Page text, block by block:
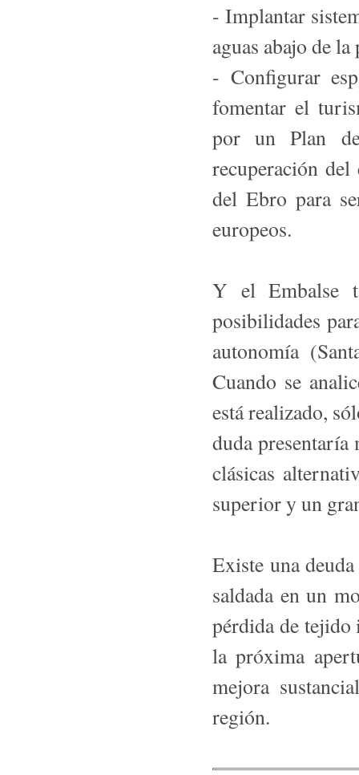
- Implantar
aguas abajo de la
- Configurar
fomentar el
por un Plan
recuperación
del Ebro para
europeos.
Y el Embalse
posibilidades
autonomía
Cuando se
está realizado,
duda presentaría
clásicas
superior y un
Existe una
saldada en un
pérdida de tejido
la próxima
mejora
región.